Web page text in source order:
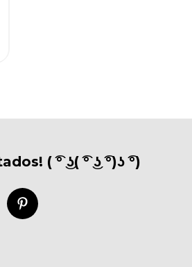
( ͡° ͜ʖ( ͡° ͜ʖ ͡°)ʖ ͡°)